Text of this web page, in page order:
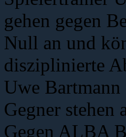
gehen gegen
Null an und
disziplinierte
Uwe Bartmann
Gegner stehen
Gegen ALBA